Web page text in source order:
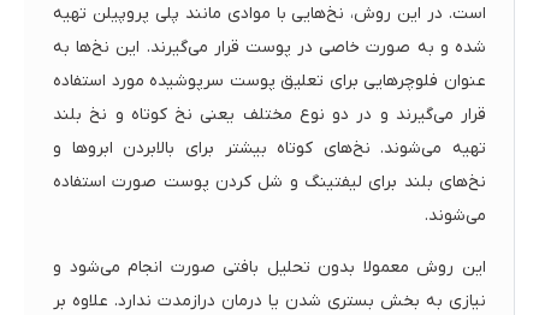
است. در این روش، نخ‌هایی با موادی مانند پلی پروپیلن تهیه
شده و به صورت خاصی در پوست قرار می‌گیرند. این نخ‌ها به
عنوان فلوچرهایی برای تعلیق پوست سرپوشیده مورد استفاده
قرار می‌گیرند و در دو نوع مختلف یعنی نخ کوتاه و نخ بلند
تهیه می‌شوند. نخ‌های کوتاه بیشتر برای بالابردن ابروها و
نخ‌های بلند برای لیفتینگ و شل کردن پوست صورت استفاده
می‌شوند.
این روش معمولا بدون تحلیل بافتی صورت انجام می‌شود و
نیازی به بخش بستری شدن یا درمان درازمدت ندارد. علاوه بر